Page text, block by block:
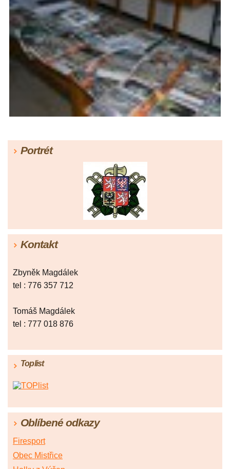
Portrét
Kontakt
Zbyněk Magdálek
tel : 776 357 712
Tomáš Magdálek
tel : 777 018 876
Toplist
Oblíbené odkazy
Firesport
Obec Mistřice